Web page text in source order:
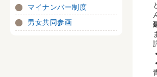
マイナンバー制度
男女共同参画